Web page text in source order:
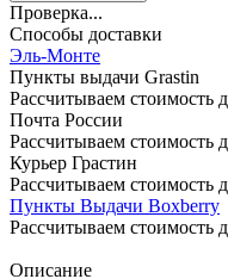
Проверка...
Способы доставки
Эль-Монте
Пункты выдачи Grastin
Рассчитываем стоимость
Почта России
Рассчитываем стоимость
Курьер Грастин
Рассчитываем стоимость
Пункты Выдачи Boxberry
Рассчитываем стоимость
Описание